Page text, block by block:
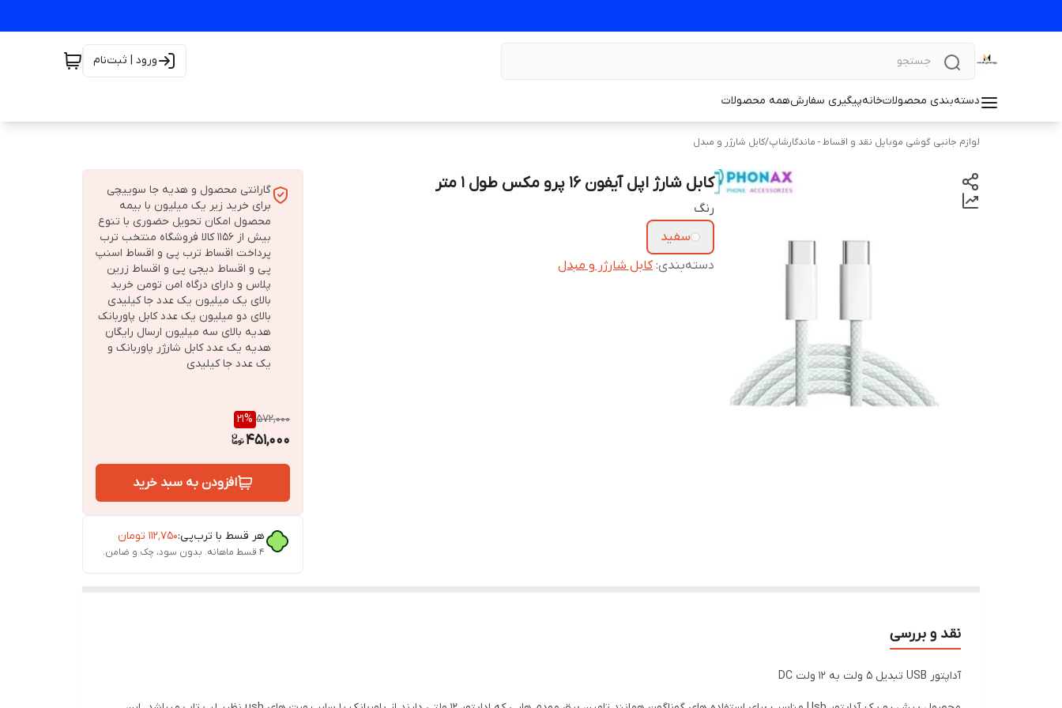
ورود | ثبت‌نام
دسته‌بندی محصولاتخانهپیگیری سفارشهمه محصولات
لوازم جانبی گوشی موبایل نقد و اقساط - ماندگارشاپ/کابل شارژر و مبدل
کابل شارژ اپل آیفون 16 پرو مکس طول ۱ متر
رنگ
سفید
دسته‌بندی:کابل شارژر و مبدل
گارانتی محصول و هدیه جا سوییچی
برای خرید زیر یک میلیون با بیمه
محصول امکان تحویل حضوری با تنوع
بیش از 1156 کالا فروشگاه منتخب ترب
پرداخت اقساط ترب پی و اقساط اسنپ
پی و اقساط دیجی پی و اقساط زرین
پلاس و دارای درگاه امن تومن خرید
بالای یک میلیون یک عدد جا کیلیدی
بالای دو میلیون یک عدد کابل پاوربانک
هدیه بالای سه میلیون ارسال رایگان
هدیه یک عدد کابل شارژر پاوربانک و
یک عدد جا کیلیدی
572,000
21%
451,000
افزودن به سبد خرید
هر قسط با ترب‌پی:۱۱۲٬۷۵۰ تومان
۴ قسط ماهانه. بدون سود، چک و ضامن.
نقد و بررسی
آداپتور USB تبدیل 5 ولت به 12 ولت DC